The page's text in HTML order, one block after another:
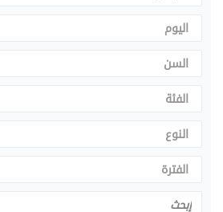
اليوم
السن
الفئة
النوع
الفترة
Search